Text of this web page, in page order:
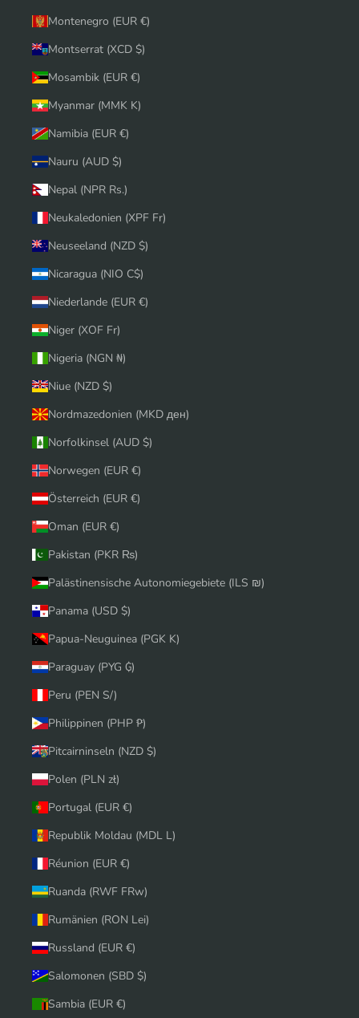
Montenegro (EUR €)
Montserrat (XCD $)
Mosambik (EUR €)
Myanmar (MMK K)
Namibia (EUR €)
Nauru (AUD $)
Nepal (NPR Rs.)
Neukaledonien (XPF Fr)
Neuseeland (NZD $)
Nicaragua (NIO C$)
Niederlande (EUR €)
Niger (XOF Fr)
Nigeria (NGN ₦)
Niue (NZD $)
Nordmazedonien (MKD ден)
Norfolkinsel (AUD $)
Norwegen (EUR €)
Österreich (EUR €)
Oman (EUR €)
Pakistan (PKR ₨)
Palästinensische Autonomiegebiete (ILS ₪)
Panama (USD $)
Papua-Neuguinea (PGK K)
Paraguay (PYG ₲)
Peru (PEN S/)
Philippinen (PHP ₱)
Pitcairninseln (NZD $)
Polen (PLN zł)
Portugal (EUR €)
Republik Moldau (MDL L)
Réunion (EUR €)
Ruanda (RWF FRw)
Rumänien (RON Lei)
Russland (EUR €)
Salomonen (SBD $)
Sambia (EUR €)